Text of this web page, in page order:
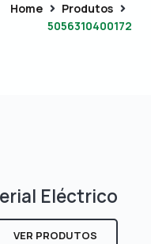
Home
Produtos
5056310400172
Eléctrico
VER PRODUTOS